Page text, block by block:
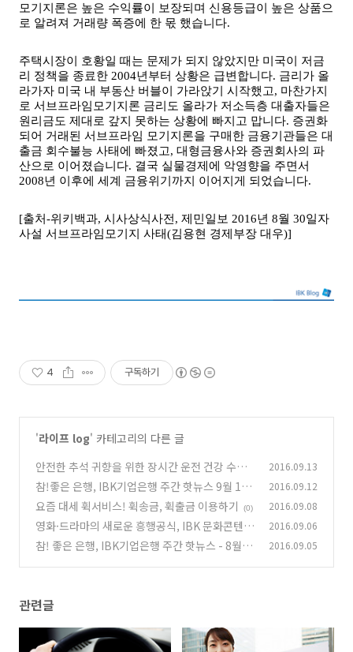
모기지론은 높은 수익률이 보장되며 신용등급이 높은 상품으
로 알려져 거래량 폭증에 한 몫 했습니다.
주택시장이 호황일 때는 문제가 되지 않았지만 미국이 저금
리 정책을 종료한 2004년부터 상황은 급변합니다. 금리가 올
라가자 미국 내 부동산 버블이 가라앉기 시작했고, 마찬가지
로 서브프라임모기지론 금리도 올라가 저소득층 대출자들은
원리금도 제대로 갚지 못하는 상황에 빠지고 맙니다. 증권화
되어 거래된 서브프라임 모기지론을 구매한 금융기관들은 대
출금 회수불능 사태에 빠졌고, 대형금융사와 증권회사의 파
산으로 이어졌습니다. 결국 실물경제에 악영향을 주면서
2008년 이후에 세계 금융위기까지 이어지게 되었습니다.
[출처-위키백과, 시사상식사전, 제민일보 2016년 8월 30일자
사설 서브프라임모기지 사태(김용현 경제부장 대우)]
4 구독하기
'라이프 log' 카테고리의 다른 글
안전한 추석 귀향을 위한 장시간 운전 건강 수칙
(0)
2016.09.13
참!좋은 은행, IBK기업은행 주간 핫뉴스 9월 1주
(0)
2016.09.12
요즘 대세 휙서비스! 휙송금, 휙출금 이용하기 (0) 2016.09.08
영화·드라마의 새로운 흥행공식, IBK 문화콘텐
츠금융부
(2)
2016.09.06
참! 좋은 은행, IBK기업은행 주간 핫뉴스 - 8월 5
2016.09.05
관련글